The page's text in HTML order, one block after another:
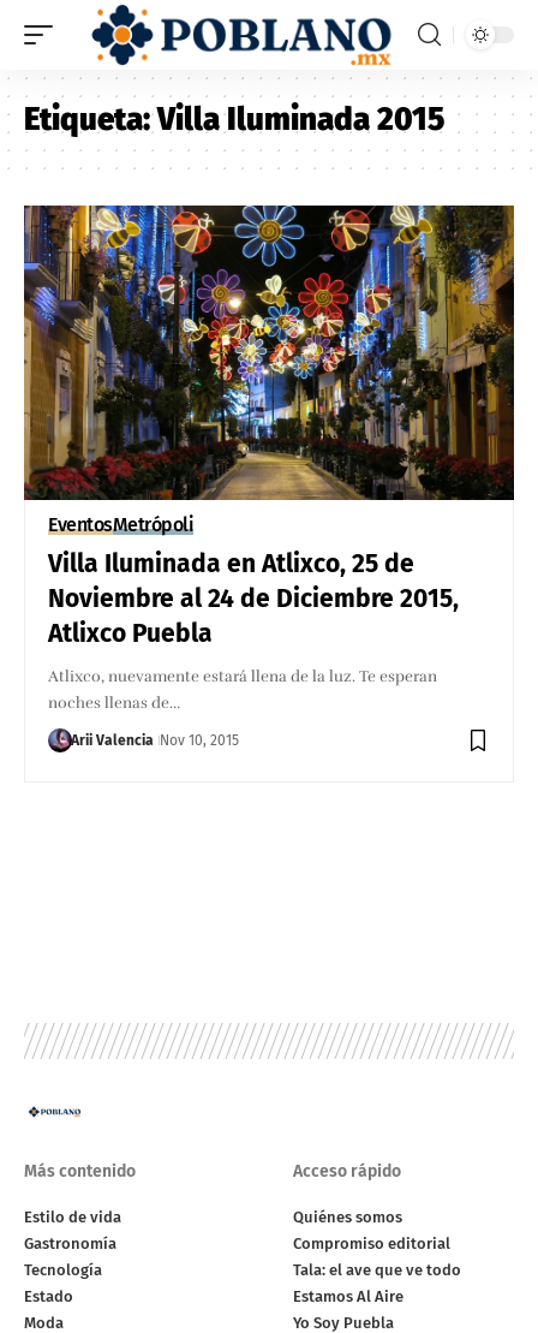
Etiqueta:Villa Iluminada 2015
EventosMetrópoli
Villa Iluminada en Atlixco, 25 de
Noviembre al 24 de Diciembre 2015,
Atlixco Puebla
Atlixco, nuevamente estará llena de la luz. Te esperan
noches llenas de…
Arii Valencia Nov 10, 2015
Más contenido
Estilo de vida
Gastronomía
Tecnología
Estado
Moda
Acceso rápido
Quiénes somos
Compromiso editorial
Tala: el ave que ve todo
Estamos Al Aire
Yo Soy Puebla